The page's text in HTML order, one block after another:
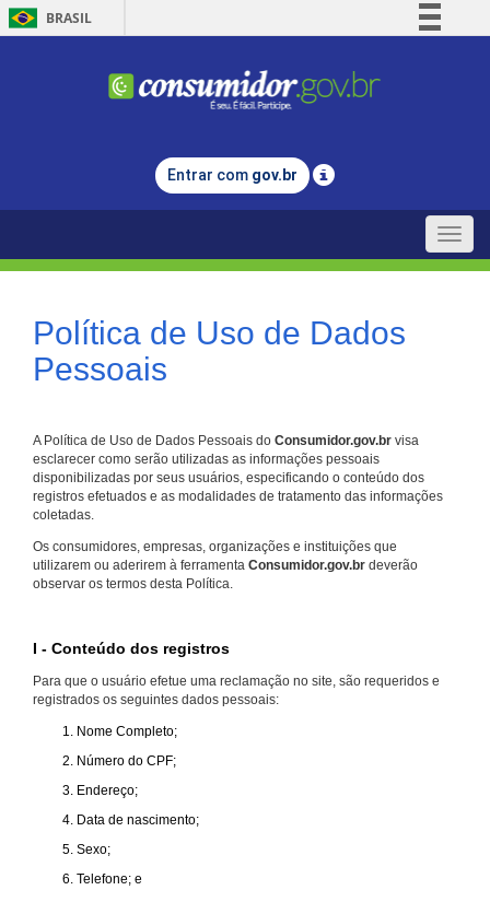
BRASIL
Comunica BR
Legislação
Entrar com gov.br
Toggle
Política de Uso de Dados
Pessoais
A Política de Uso de Dados Pessoais do Consumidor.gov.br visa
esclarecer como serão utilizadas as informações pessoais
disponibilizadas por seus usuários, especificando o conteúdo dos
registros efetuados e as modalidades de tratamento das informações
coletadas.
Os consumidores, empresas, organizações e instituições que
utilizarem ou aderirem à ferramenta Consumidor.gov.br deverão
observar os termos desta Política.
I - Conteúdo dos registros
Para que o usuário efetue uma reclamação no site, são requeridos e
registrados os seguintes dados pessoais:
Nome Completo;
Número do CPF;
Endereço;
Data de nascimento;
Sexo;
Telefone; e